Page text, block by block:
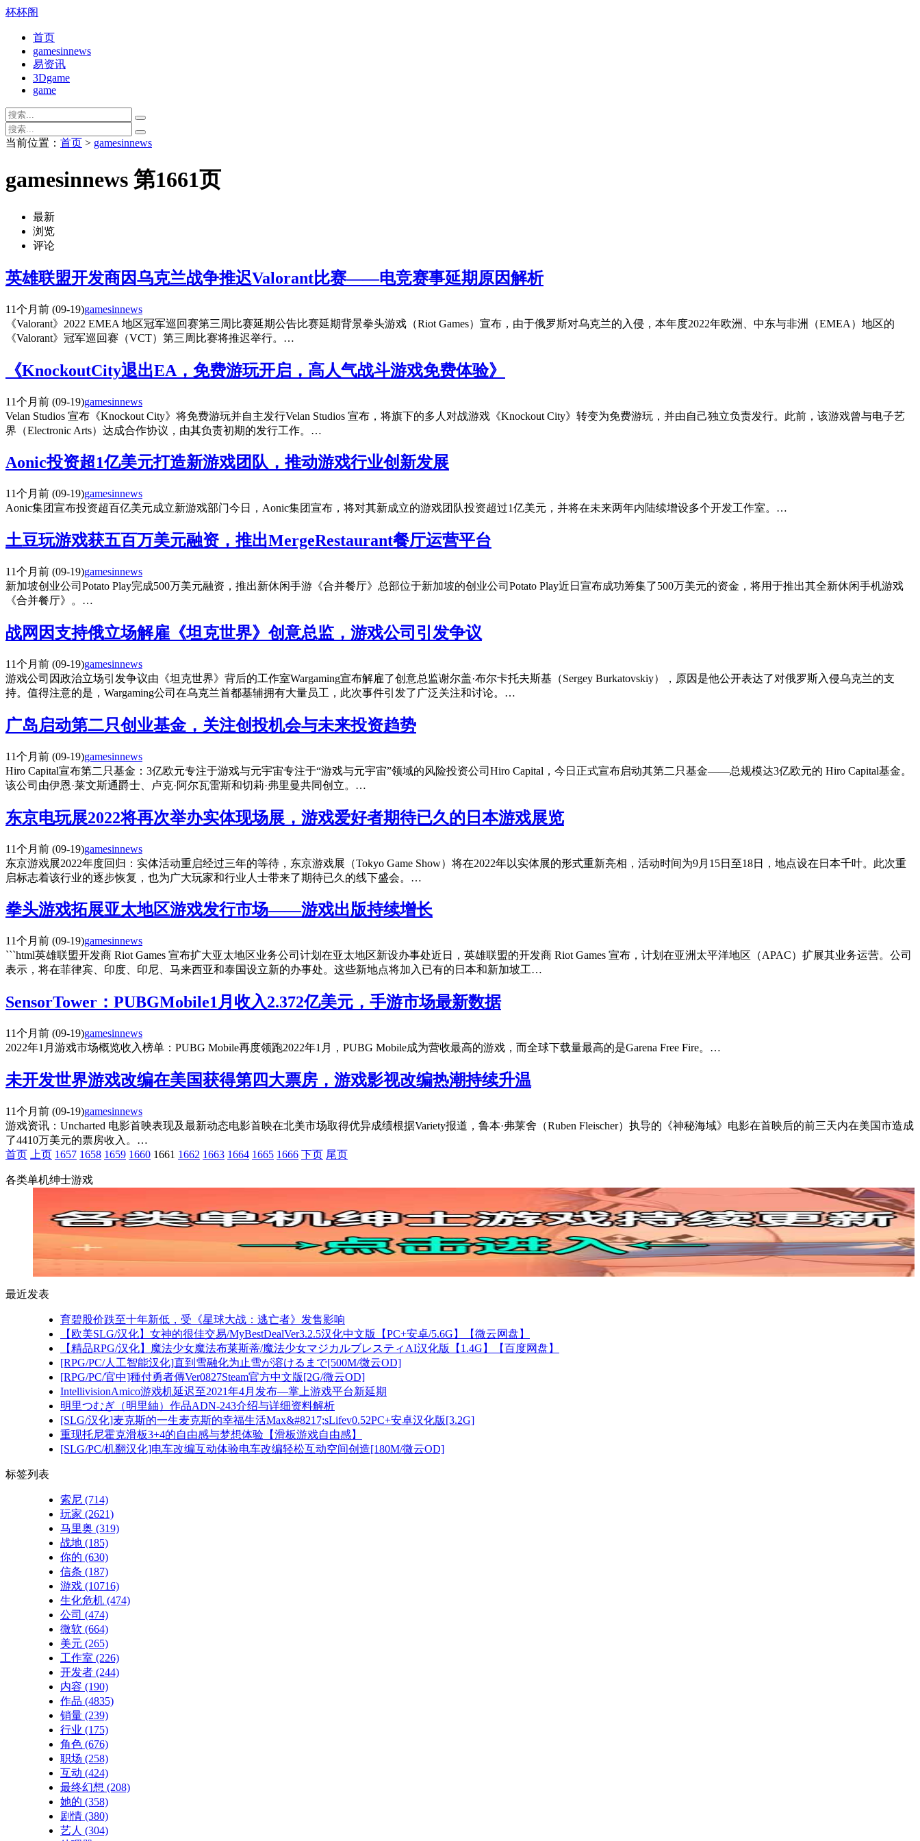
杯杯阁
首页
gamesinnews
易资讯
3Dgame
game
当前位置： 首页 > gamesinnews
gamesinnews 第1661页
最新
浏览
评论
英雄联盟开发商因乌克兰战争推迟Valorant比赛——电竞赛事延期原因解析
11个月前 (09-19)gamesinnews
《Valorant》2022 EMEA 地区冠军巡回赛第三周比赛延期公告比赛延期背景拳头游戏（Riot Games）宣布，由于俄罗斯对乌克兰的入侵，本年度2022年欧洲、中东与非洲（EMEA）地区的
《Valorant》冠军巡回赛（VCT）第三周比赛将推迟举行。…
《KnockoutCity退出EA，免费游玩开启，高人气战斗游戏免费体验》
11个月前 (09-19)gamesinnews
Velan Studios 宣布《Knockout City》将免费游玩并自主发行Velan Studios 宣布，将旗下的多人对战游戏《Knockout City》转变为免费游玩，并由自己独立负责发行。此前，该游戏曾与电子艺
界（Electronic Arts）达成合作协议，由其负责初期的发行工作。…
Aonic投资超1亿美元打造新游戏团队，推动游戏行业创新发展
11个月前 (09-19)gamesinnews
Aonic集团宣布投资超百亿美元成立新游戏部门今日，Aonic集团宣布，将对其新成立的游戏团队投资超过1亿美元，并将在未来两年内陆续增设多个开发工作室。…
土豆玩游戏获五百万美元融资，推出MergeRestaurant餐厅运营平台
11个月前 (09-19)gamesinnews
新加坡创业公司Potato Play完成500万美元融资，推出新休闲手游《合并餐厅》总部位于新加坡的创业公司Potato Play近日宣布成功筹集了500万美元的资金，将用于推出其全新休闲手机游戏
《合并餐厅》。…
战网因支持俄立场解雇《坦克世界》创意总监，游戏公司引发争议
11个月前 (09-19)gamesinnews
游戏公司因政治立场引发争议由《坦克世界》背后的工作室Wargaming宣布解雇了创意总监谢尔盖·布尔卡托夫斯基（Sergey Burkatovskiy），原因是他公开表达了对俄罗斯入侵乌克兰的支
持。值得注意的是，Wargaming公司在乌克兰首都基辅拥有大量员工，此次事件引发了广泛关注和讨论。…
广岛启动第二只创业基金，关注创投机会与未来投资趋势
11个月前 (09-19)gamesinnews
Hiro Capital宣布第二只基金：3亿欧元专注于游戏与元宇宙专注于“游戏与元宇宙”领域的风险投资公司Hiro Capital，今日正式宣布启动其第二只基金——总规模达3亿欧元的 Hiro Capital基金。
该公司由伊恩·莱文斯通爵士、卢克·阿尔瓦雷斯和切莉·弗里曼共同创立。…
东京电玩展2022将再次举办实体现场展，游戏爱好者期待已久的日本游戏展览
11个月前 (09-19)gamesinnews
东京游戏展2022年度回归：实体活动重启经过三年的等待，东京游戏展（Tokyo Game Show）将在2022年以实体展的形式重新亮相，活动时间为9月15日至18日，地点设在日本千叶。此次重
启标志着该行业的逐步恢复，也为广大玩家和行业人士带来了期待已久的线下盛会。…
拳头游戏拓展亚太地区游戏发行市场——游戏出版持续增长
11个月前 (09-19)gamesinnews
```html英雄联盟开发商 Riot Games 宣布扩大亚太地区业务公司计划在亚太地区新设办事处近日，英雄联盟的开发商 Riot Games 宣布，计划在亚洲太平洋地区（APAC）扩展其业务运营。公司
表示，将在菲律宾、印度、印尼、马来西亚和泰国设立新的办事处。这些新地点将加入已有的日本和新加坡工…
SensorTower：PUBGMobile1月收入2.372亿美元，手游市场最新数据
11个月前 (09-19)gamesinnews
2022年1月游戏市场概览收入榜单：PUBG Mobile再度领跑2022年1月，PUBG Mobile成为营收最高的游戏，而全球下载量最高的是Garena Free Fire。…
未开发世界游戏改编在美国获得第四大票房，游戏影视改编热潮持续升温
11个月前 (09-19)gamesinnews
游戏资讯：Uncharted 电影首映表现及最新动态电影首映在北美市场取得优异成绩根据Variety报道，鲁本·弗莱舍（Ruben Fleischer）执导的《神秘海域》电影在首映后的前三天内在美国市造成
了4410万美元的票房收入。…
首页
上页 1657 1658 1659 1660 1661 1662 1663 1664 1665 1666 下页 尾页
各类单机绅士游戏
最近发表
育碧股价跌至十年新低，受《星球大战：逃亡者》发售影响
【欧美SLG/汉化】女神的很佳交易/MyBestDealVer3.2.5汉化中文版【PC+安卓/5.6G】【微云网盘】
【精品RPG/汉化】魔法少女魔法布莱斯蒂/魔法少女マジカルブレスティAI汉化版【1.4G】【百度网盘】
[RPG/PC/人工智能汉化]直到雪融化为止雪が溶けるまで[500M/微云OD]
[RPG/PC/官中]種付勇者傳Ver0827Steam官方中文版[2G/微云OD]
IntellivisionAmico游戏机延迟至2021年4月发布—掌上游戏平台新延期
明里つむぎ（明里紬）作品ADN-243介绍与详细资料解析
[SLG/汉化]麦克斯的一生麦克斯的幸福生活Max&#8217;sLifev0.52PC+安卓汉化版[3.2G]
重现托尼霍克滑板3+4的自由感与梦想体验【滑板游戏自由感】
[SLG/PC/机翻汉化]电车改编互动体验电车改编轻松互动空间创造[180M/微云OD]
标签列表
索尼 (714)
玩家 (2621)
马里奥 (319)
战地 (185)
你的 (630)
信条 (187)
游戏 (10716)
生化危机 (474)
公司 (474)
微软 (664)
美元 (265)
工作室 (226)
开发者 (244)
内容 (190)
作品 (4835)
销量 (239)
行业 (175)
角色 (676)
职场 (258)
互动 (424)
最终幻想 (208)
她的 (358)
剧情 (380)
艺人 (304)